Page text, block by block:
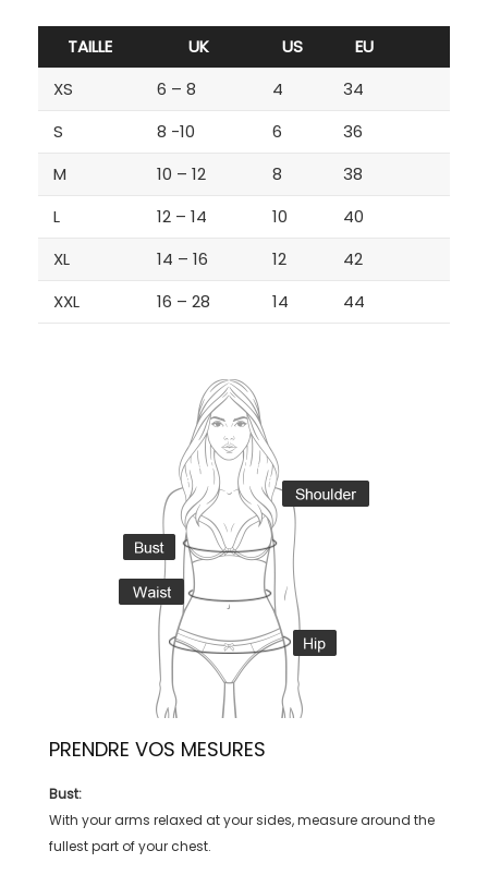
TAILLE UK US
EU
XS
6 – 8 4
34
S
8 -10 6
36
M
10 – 12 8
38
L
12 – 14 10
40
XL
14 – 16 12
42
XXL
16 – 28 14 44
PRENDRE VOS MESURES
Bust:
With your arms relaxed at your sides, measure around the
fullest part of your chest.